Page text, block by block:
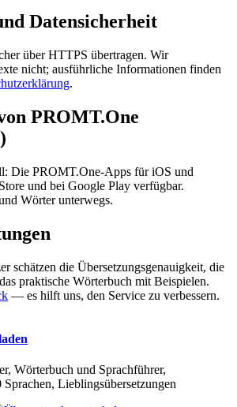
Datensicherheit
über HTTPS übertragen. Wir
nicht; ausführliche Informationen finden
.
PROMT.One
Die PROMT.One-Apps für iOS und
und bei Google Play verfügbar.
Wörter unterwegs.
schätzen die Übersetzungsgenauigkeit, die
praktische Wörterbuch mit Beispielen.
— es hilft uns, den Service zu verbessern.
Wörterbuch und Sprachführer,
Sprachen, Lieblingsübersetzungen